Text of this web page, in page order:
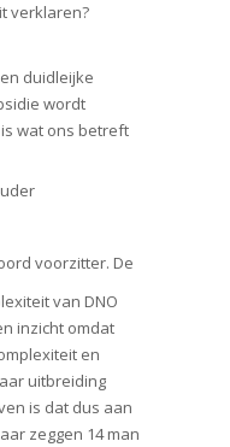
verklaren?
duidleijke
wordt
wat ons betreft
voorzitter. De
van DNO
inzicht omdat
en
uitbreiding
is dat dus aan
zeggen 14 man